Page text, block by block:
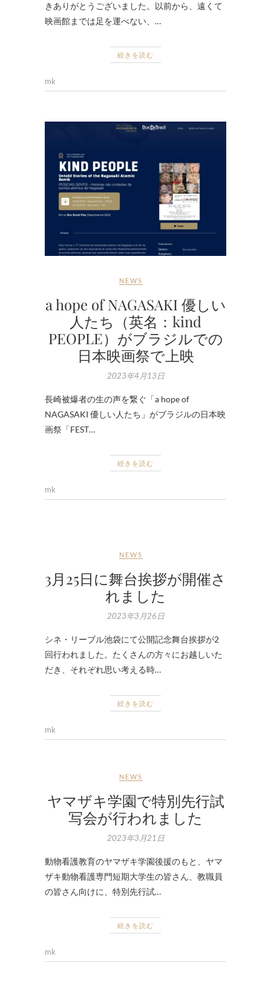
きありがとうございました。以前から、遠くて
映画館までは足を運べない、…
続きを読む
mk
NEWS
a hope of NAGASAKI 優しい
人たち（英名：kind
PEOPLE）がブラジルでの
日本映画祭で上映
2023年4月13日
長崎被爆者の生の声を繋ぐ「a hope of
NAGASAKI 優しい人たち」がブラジルの日本映
画祭「FEST…
続きを読む
mk
NEWS
3月25日に舞台挨拶が開催さ
れました
2023年3月26日
シネ・リーブル池袋にて公開記念舞台挨拶が2
回行われました。たくさんの方々にお越しいた
だき、それぞれ思い考える時…
続きを読む
mk
NEWS
ヤマザキ学園で特別先行試
写会が行われました
2023年3月21日
動物看護教育のヤマザキ学園後援のもと、ヤマ
ザキ動物看護専門短期大学生の皆さん、教職員
の皆さん向けに、特別先行試…
続きを読む
mk